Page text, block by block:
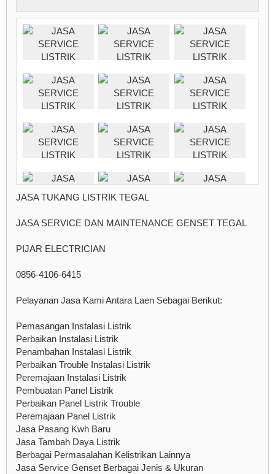
JASA TUKANG LISTRIK TEGAL
JASA SERVICE DAN MAINTENANCE GENSET TEGAL
PIJAR ELECTRICIAN
0856-4106-6415
Pelayanan Jasa Kami Antara Laen Sebagai Berikut:
Pemasangan Instalasi Listrik
Perbaikan Instalasi Listrik
Penambahan Instalasi Listrik
Perbaikan Trouble Instalasi Listrik
Peremajaan Instalasi Listrik
Pembuatan Panel Listrik
Perbaikan Panel Listrik Trouble
Peremajaan Panel Listrik
Jasa Pasang Kwh Baru
Jasa Tambah Daya Listrik
Berbagai Permasalahan Kelistrikan Lainnya
Jasa Service Genset Berbagai Jenis & Ukuran